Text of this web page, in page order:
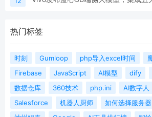
热门标签
时刻 Gumloop php导入excel时间
Firebase
JavaScript AI模型 dify
数据仓库
360技术 php.ini AI数字人
Salesforce
机器人厨师 如何选择服务器